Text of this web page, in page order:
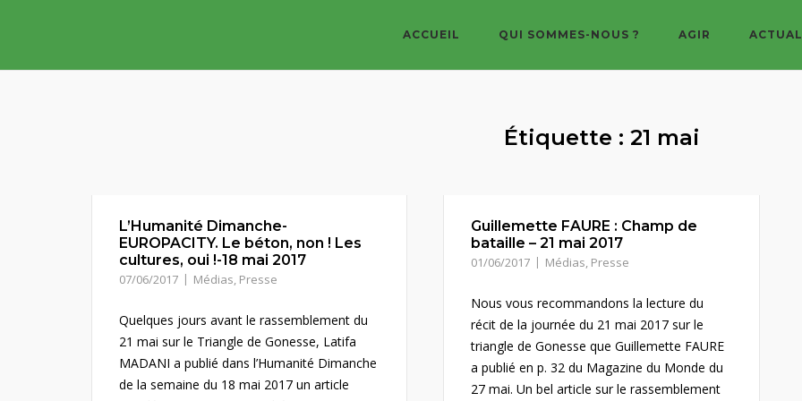
ACCUEIL QUI SOMMES-NOUS ? AGIR
Étiquette : 21 mai
L’Humanité Dimanche-
EUROPACITY. Le béton, non ! Les
cultures, oui !-18 mai 2017
07/06/2017 Médias, Presse
Quelques jours avant le rassemblement du
21 mai sur le Triangle de Gonesse, Latifa
MADANI a publié dans l’Humanité Dimanche
de la semaine du 18 mai 2017 un article
Guillemette FAURE : Champ de
bataille – 21 mai 2017
01/06/2017 Médias, Presse
Nous vous recommandons la lecture du
récit de la journée du 21 mai 2017 sur le
triangle de Gonesse que Guillemette FAURE
a publié en p. 32 du Magazine du Monde du
27 mai. Un bel article sur le rassemblement